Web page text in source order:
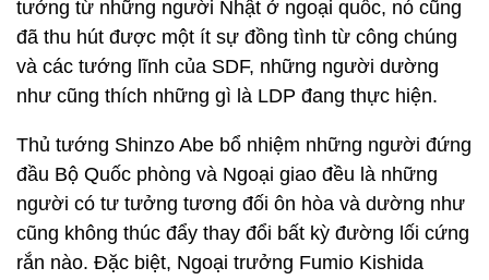
tưởng từ những người Nhật ở ngoại quốc, nó cũng
đã thu hút được một ít sự đồng tình từ công chúng
và các tướng lĩnh của SDF, những người dường
như cũng thích những gì là LDP đang thực hiện.
Thủ tướng Shinzo Abe bổ nhiệm những người đứng
đầu Bộ Quốc phòng và Ngoại giao đều là những
người có tư tưởng tương đối ôn hòa và dường như
cũng không thúc đẩy thay đổi bất kỳ đường lối cứng
rắn nào. Đặc biệt, Ngoại trưởng Fumio Kishida